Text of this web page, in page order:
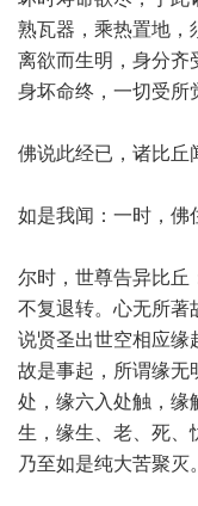
熟瓦器，乘热置地，
离欲而生明，身分齐
身坏命终，一切受所
佛说此经已，诸比丘
如是我闻：一时，佛
尔时，世尊告异比丘
不复退转。心无所著
说贤圣出世空相应缘
故是事起，所谓缘无
处，缘六入处触，缘
生，缘生、老、死、
乃至如是纯大苦聚灭。